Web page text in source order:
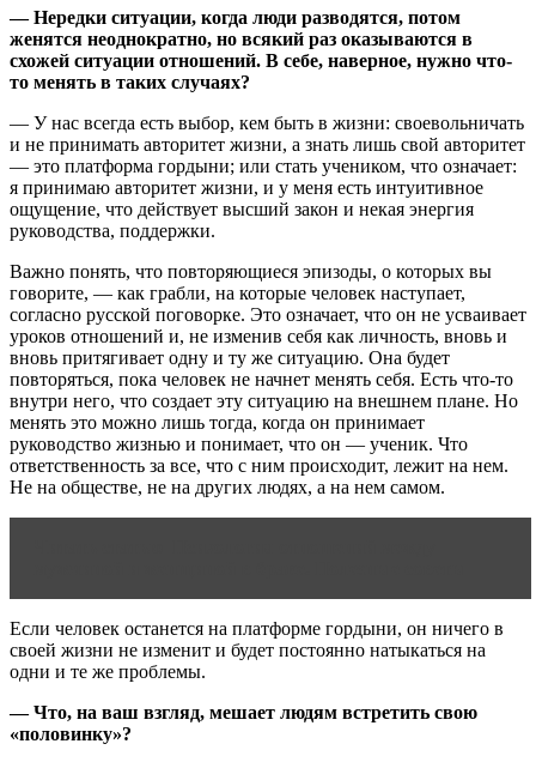
— Нередки ситуации, когда люди разводятся, потом
женятся неоднократно, но всякий раз оказываются в
схожей ситуации отношений. В себе, наверное, нужно что-
то менять в таких случаях?
— У нас всегда есть выбор, кем быть в жизни: своевольничать
и не принимать авторитет жизни, а знать лишь свой авторитет
— это платформа гордыни; или стать учеником, что означает:
я принимаю авторитет жизни, и у меня есть интуитивное
ощущение, что действует высший закон и некая энергия
руководства, поддержки.
Важно понять, что повторяющиеся эпизоды, о которых вы
говорите, — как грабли, на которые человек наступает,
согласно русской поговорке. Это означает, что он не усваивает
уроков отношений и, не изменив себя как личность, вновь и
вновь притягивает одну и ту же ситуацию. Она будет
повторяться, пока человек не начнет менять себя. Есть что-то
внутри него, что создает эту ситуацию на внешнем плане. Но
менять это можно лишь тогда, когда он принимает
руководство жизнью и понимает, что он — ученик. Что
ответственность за все, что с ним происходит, лежит на нем.
Не на обществе, не на других людях, а на нем самом.
Если человек останется на платформе гордыни, он ничего в
своей жизни не изменит и будет постоянно натыкаться на
одни и те же проблемы.
— Что, на ваш взгляд, мешает людям встретить свою
«половинку»?